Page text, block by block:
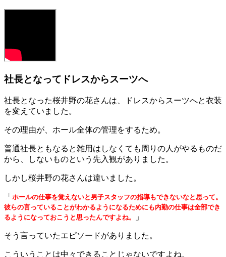
社長となってドレスからスーツへ
社長となった桜井野の花さんは、ドレスからスーツへと衣装
を変えていました。
その理由が、ホール全体の管理をするため。
普通社長ともなると雑用はしなくても周りの人がやるものだ
から、しないものという先入観がありました。
しかし桜井野の花さんは違いました。
「 ホールの仕事を覚えないと男子スタッフの指導もできないなと思って。
彼らの言っていることがわかるようになるためにも内勤の仕事は全部でき
るようになっておこうと思ったんですよね。
」
そう言っていたエピソードがありました。
こういうことは中々できることじゃないですよね。